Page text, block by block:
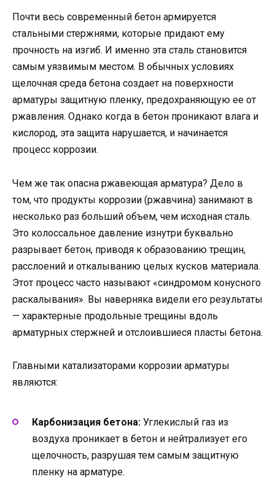
Почти весь современный бетон армируется
стальными стержнями, которые придают ему
прочность на изгиб. И именно эта сталь становится
самым уязвимым местом. В обычных условиях
щелочная среда бетона создает на поверхности
арматуры защитную пленку, предохраняющую ее от
ржавления. Однако когда в бетон проникают влага и
кислород, эта защита нарушается, и начинается
процесс коррозии.
Чем же так опасна ржавеющая арматура? Дело в
том, что продукты коррозии (ржавчина) занимают в
несколько раз больший объем, чем исходная сталь.
Это колоссальное давление изнутри буквально
разрывает бетон, приводя к образованию трещин,
расслоений и откалыванию целых кусков материала.
Этот процесс часто называют «синдромом конусного
раскалывания». Вы наверняка видели его результаты
— характерные продольные трещины вдоль
арматурных стержней и отслоившиеся пласты бетона.
Главными катализаторами коррозии арматуры
являются:
Карбонизация бетона: Углекислый газ из
воздуха проникает в бетон и нейтрализует его
щелочность, разрушая тем самым защитную
пленку на арматуре.